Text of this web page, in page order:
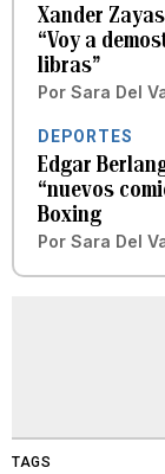
Xander
“Voy a
libras”
Por Sara Del
DEPORTES
Edgar
“nuevos
Boxing
Por Sara Del
TAGS